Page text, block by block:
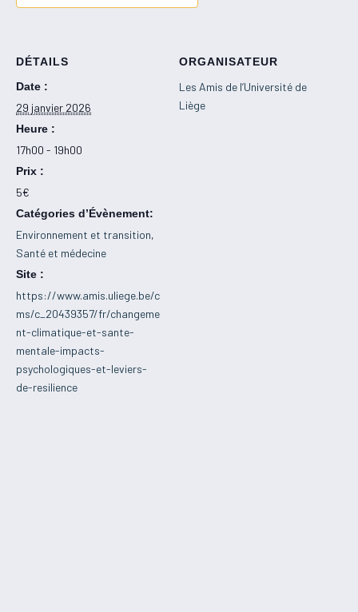
DÉTAILS
Date :
29 janvier 2026
Heure :
17h00 - 19h00
Prix :
5€
Catégories d’Évènement:
Environnement et transition,
Santé et médecine
Site :
https://www.amis.uliege.be/c
ms/c_20439357/fr/changeme
nt-climatique-et-sante-
mentale-impacts-
psychologiques-et-leviers-
de-resilience
ORGANISATEUR
Les Amis de l’Université de
Liège